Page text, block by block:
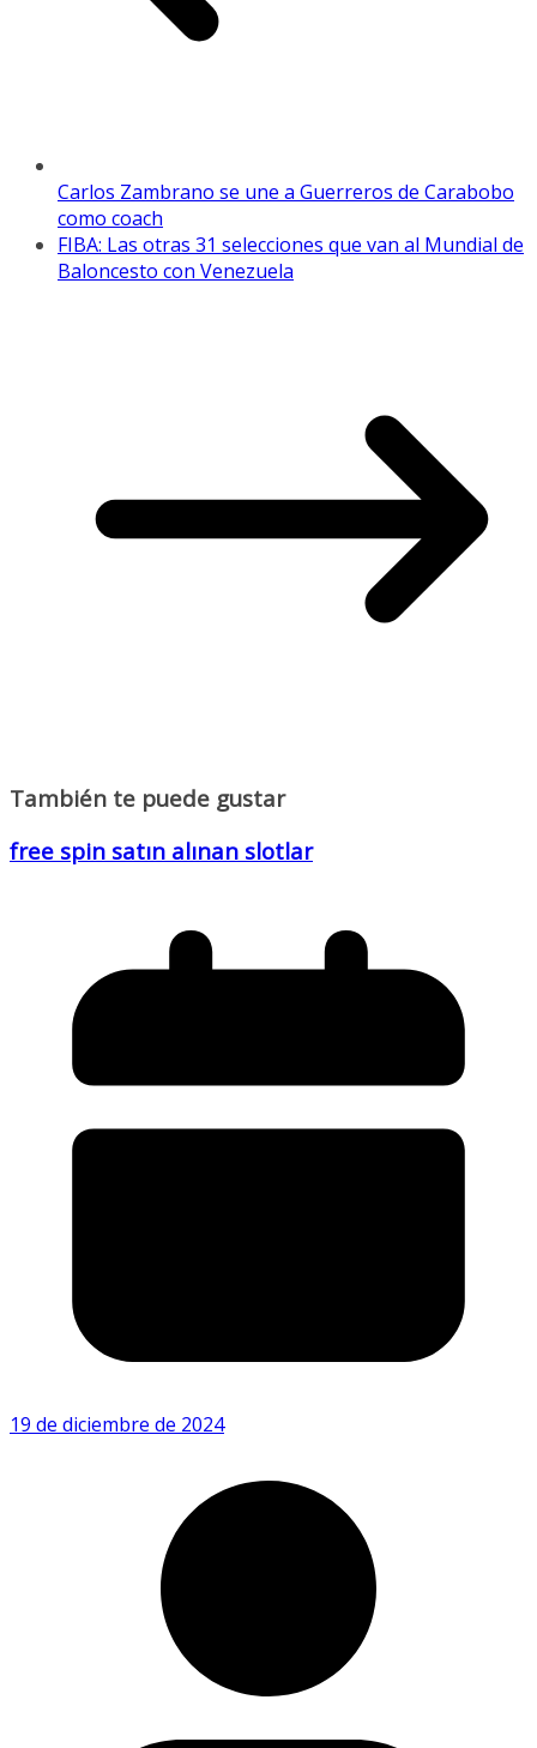
Carlos Zambrano se une a Guerreros de Carabobo
como coach
FIBA: Las otras 31 selecciones que van al Mundial de
Baloncesto con Venezuela
También te puede gustar
free spin satın alınan slotlar
19 de diciembre de 2024